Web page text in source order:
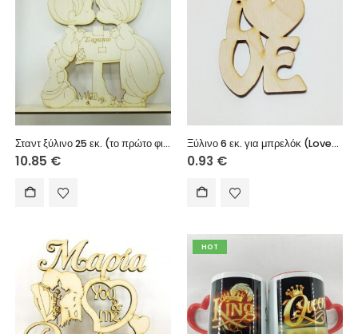
Σταντ ξύλινο 25 εκ. (το πρώτο φιλί)
10.85 €
Ξύλινο 6 εκ. για μπρελόκ (Love) 018
0.93 €
HOT